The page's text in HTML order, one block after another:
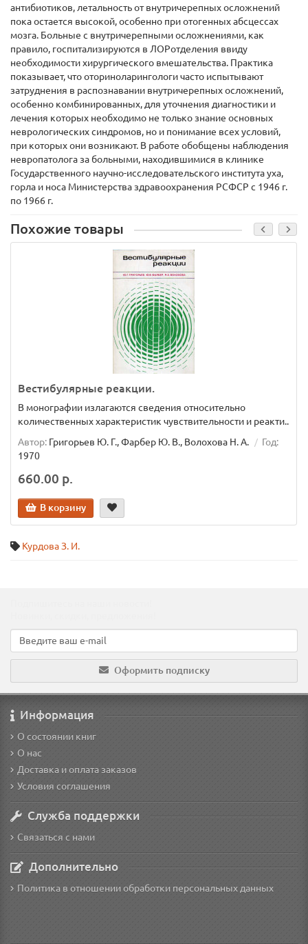
антибиотиков, летальность от внутричерепных осложнений
пока остается высокой, особенно при отогенных абсцессах
мозга. Больные с внутричерепными осложнениями, как
правило, госпитализируются в ЛОРотделения ввиду
необходимости хирургического вмешательства. Практика
показывает, что оториноларингологи часто испытывают
затруднения в распознавании внутричерепных осложнений,
особенно комбинированных, для уточнения диагностики и
лечения которых необходимо не только знание основных
неврологических синдромов, но и понимание всех условий,
при которых они возникают. В работе обобщены наблюдения
невропатолога за больными, находившимися в клинике
Государственного научно-исследовательского института уха,
горла и носа Министерства здравоохранения РСФСР с 1946 г.
по 1966 г.
Похожие товары
Вестибулярные реакции.
В монографии излагаются сведения относительно
количественных характеристик чувствительности и реакти..
Автор: Григорьев Ю. Г., Фарбер Ю. В., Волохова Н. А.
Год:
1970
660.00 р.
В корзину
Курдова З. И.
Оформить подписку
Информация
О состоянии книг
О нас
Доставка и оплата заказов
Условия соглашения
Служба поддержки
Связаться с нами
Дополнительно
Политика в отношении обработки персональных данных